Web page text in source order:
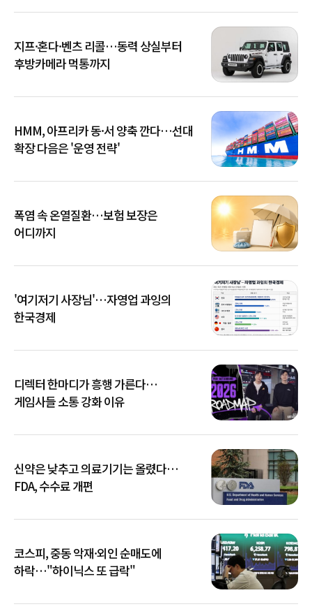
지프·혼다·벤츠 리콜…동력 상실부터
후방카메라 먹통까지
HMM, 아프리카 동·서 양축 깐다…선대
확장 다음은 '운영 전략'
폭염 속 온열질환…보험 보장은
어디까지
'여기저기 사장님'…자영업 과잉의
한국경제
디렉터 한마디가 흥행 가른다…
게임사들 소통 강화 이유
신약은 낮추고 의료기기는 올렸다…
FDA, 수수료 개편
코스피, 중동 악재·외인 순매도에
하락…"하이닉스 또 급락"